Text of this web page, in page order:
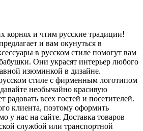
корнях и чтим русские традиции!
и вам окунуться в
в русском стиле помогут вам
Они украсят интерьер любого
изюминкой в дизайне.
стиле с фирменным логотипом
необычайно красивую
радовать всех гостей и посетителей.
клиента, поэтому оформить
у нас на сайте. Доставка товаров
службой или транспортной